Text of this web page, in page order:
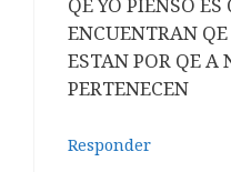
ENCUENTRAN
ESTAN POR QE A
PERTENECEN
Responder